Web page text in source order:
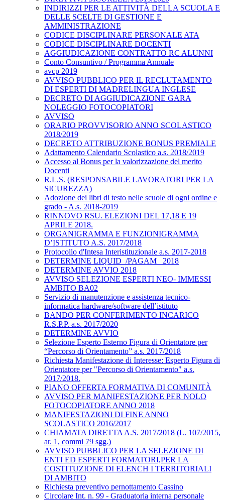
INDIRIZZI PER LE ATTIVITÀ DELLA SCUOLA E
DELLE SCELTE DI GESTIONE E
AMMINISTRAZIONE
CODICE DISCIPLINARE PERSONALE ATA
CODICE DISCIPLINARE DOCENTI
AGGIUDICAZIONE CONTRATTO RC ALUNNI
Conto Consuntivo / Programma Annuale
avcp 2019
AVVISO PUBBLICO PER IL RECLUTAMENTO
DI ESPERTI DI MADRELINGUA INGLESE
DECRETO DI AGGIUDICAZIONE GARA
NOLEGGIO FOTOCOPIATORI
AVVISO
ORARIO PROVVISORIO ANNO SCOLASTICO
2018/2019
DECRETO ATTRIBUZIONE BONUS PREMIALE
Adattamento Calendario Scolastico a.s. 2018/2019
Accesso al Bonus per la valorizzazione del merito
Docenti
R.L.S. (RESPONSABILE LAVORATORI PER LA
SICUREZZA)
Adozione dei libri di testo nelle scuole di ogni ordine e
grado - A.s. 2018-2019
RINNOVO RSU. ELEZIONI DEL 17,18 E 19
APRILE 2018.
ORGANIGRAMMA E FUNZIONIGRAMMA
D’ISTITUTO A.S. 2017/2018
Protocollo d'Intesa Interistituzionale a.s. 2017-2018
DETERMINE LIQUID_/PAGAM_ 2018
DETERMINE AVVIO 2018
AVVISO SELEZIONE ESPERTI NEO- IMMESSI
AMBITO BA02
Servizio di manutenzione e assistenza tecnico-
informatica hardware/software dell’istituto
BANDO PER CONFERIMENTO INCARICO
R.S.P.P. a.s. 2017/2020
DETERMINE AVVIO
Selezione Esperto Esterno Figura di Orientatore per
“Percorso di Orientamento” a.s. 2017/2018
Richiesta Manifestazione di Interesse: Esperto Figura di
Orientatore per "Percorso di Orientamento" a.s.
2017/2018.
PIANO OFFERTA FORMATIVA DI COMUNITÀ
AVVISO PER MANIFESTAZIONE PER NOLO
FOTOCOPIATORE ANNO 2018
MANIFESTAZIONI DI FINE ANNO
SCOLASTICO 2016/2017
CHIAMATA DIRETTA A.S. 2017/2018 (L. 107/2015,
ar. 1, commi 79 sgg.)
AVVISO PUBBLICO PER LA SELEZIONE DI
ENTI ED ESPERTI FORMATORI,PER LA
COSTITUZIONE DI ELENCH I TERRITORIALI
DI AMBITO
Richiesta preventivo pernottamento Cassino
Circolare Int. n. 99 - Graduatoria interna personale